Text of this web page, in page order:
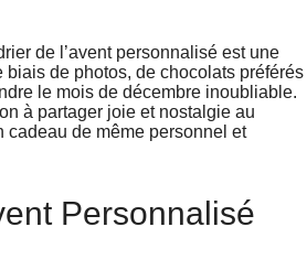
de l’avent personnalisé est une
biais de photos, de chocolats préférés
le mois de décembre inoubliable.
à partager joie et nostalgie au
cadeau de même personnel et
Personnalisé